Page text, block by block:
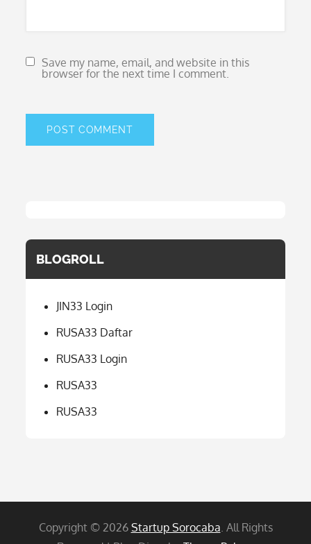
Save my name, email, and website in this
browser for the next time I comment.
BLOGROLL
JIN33 Login
RUSA33 Daftar
RUSA33 Login
RUSA33
RUSA33
Copyright © 2026 Startup Sorocaba. All Rights